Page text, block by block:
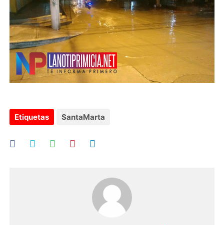
Etiquetas SantaMarta